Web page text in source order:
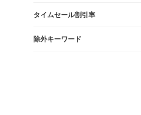
タイムセール割引率
除外キーワード